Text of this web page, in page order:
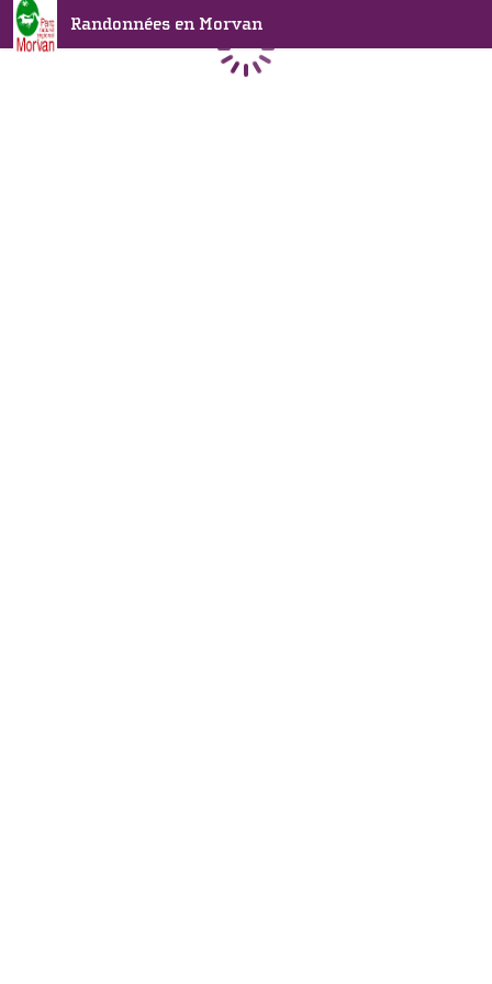
Randonnées en Morvan
Chargement